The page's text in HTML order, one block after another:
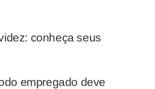
conheça seus
empregado deve